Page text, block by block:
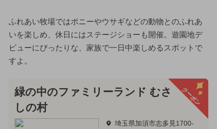
ふれあい牧場ではポニーやウサギなどの動物とのふれあ
いを楽しめ、休日にはステージショーも開催。遊園地デ
ビューにぴったりな、家族で一日中楽しめるスポットで
すよ。
クーポン
緑の中のファミリーランド むさ
しの村
埼玉県加須市志多見1700-